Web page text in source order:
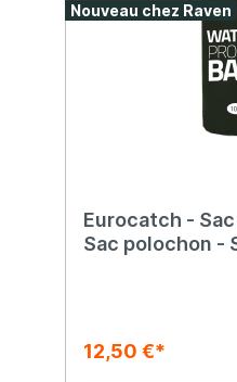
Nouveau chez Raven
Eurocatch -
Sac polochon -
12,50 €*